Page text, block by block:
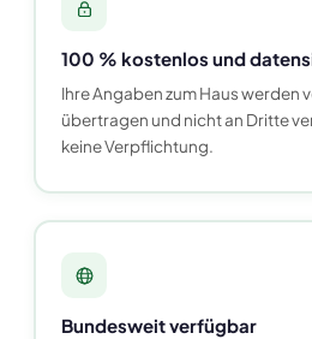
100 % kostenlos und
Ihre Angaben zum Haus werden
übertragen und nicht an Dritte
keine Verpflichtung.
Bundesweit verfügbar